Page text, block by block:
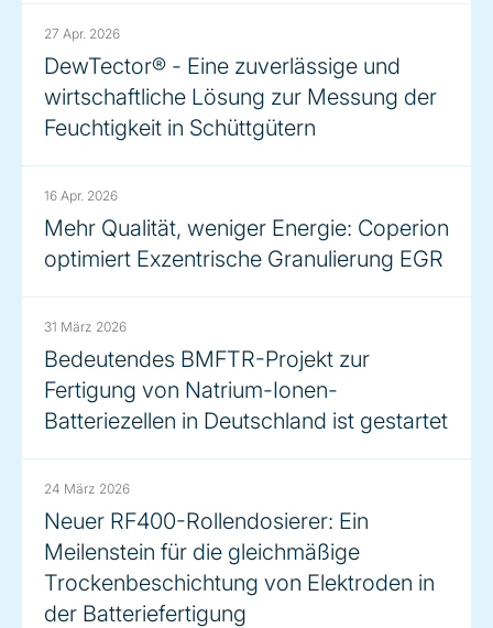
27 Apr. 2026
DewTector® - Eine zuverlässige und
wirtschaftliche Lösung zur Messung der
Feuchtigkeit in Schüttgütern
16 Apr. 2026
Mehr Qualität, weniger Energie: Coperion
optimiert Exzentrische Granulierung EGR
31 März 2026
Bedeutendes BMFTR-Projekt zur
Fertigung von Natrium-Ionen-
Batteriezellen in Deutschland ist gestartet
24 März 2026
Neuer RF400-Rollendosierer: Ein
Meilenstein für die gleichmäßige
Trockenbeschichtung von Elektroden in
der Batteriefertigung